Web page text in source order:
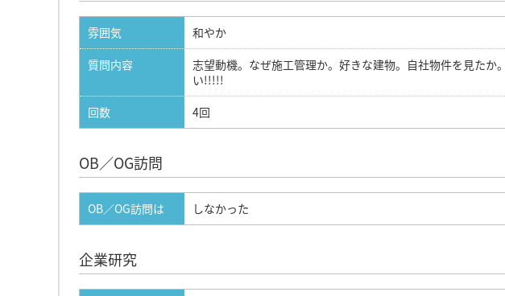
雰囲気
和やか
質問内容
志望動機。なぜ施工管理か。好きな建物。自社物件を見た
い!!!!!
回数
4回
OB／OG訪問
OB／OG訪問は しなかった
企業研究